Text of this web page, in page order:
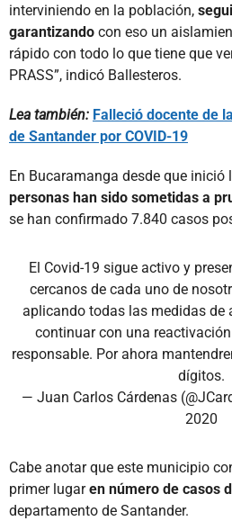
interviniendo en la población,
garantizando con eso un
rápido con todo lo que tiene que
PRASS”, indicó Ballesteros.
Lea también: Falleció docente de
de Santander por COVID-19
En Bucaramanga desde que inició
personas han sido sometidas a
se han confirmado 7.840 casos
El Covid-19 sigue activo y
cercanos de cada uno de
aplicando todas las medidas de
continuar con una
responsable. Por ahora
dígitos.
— Juan Carlos Cárdenas
2020
Cabe anotar que este municipio
primer lugaren número de casos
departamento de Santander.